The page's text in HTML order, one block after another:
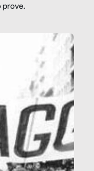
prove.